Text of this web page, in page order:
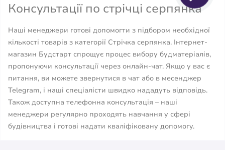
Консультації по стрічці серпянка
Наші менеджери готові допомогти з підбором необхідної
кількості товарів з категорії Стрічка серпянка. Інтернет-
магазин Будстарт спрощує процес вибору будматеріалів,
пропонуючи консультації через онлайн-чат. Якщо у вас є
питання, ви можете звернутися в чат або в месенджер
Telegram, і наші спеціалісти швидко нададуть відповідь.
Також доступна телефонна консультація – наші
менеджери регулярно проходять навчання у сфері
будівництва і готові надати кваліфіковану допомогу.